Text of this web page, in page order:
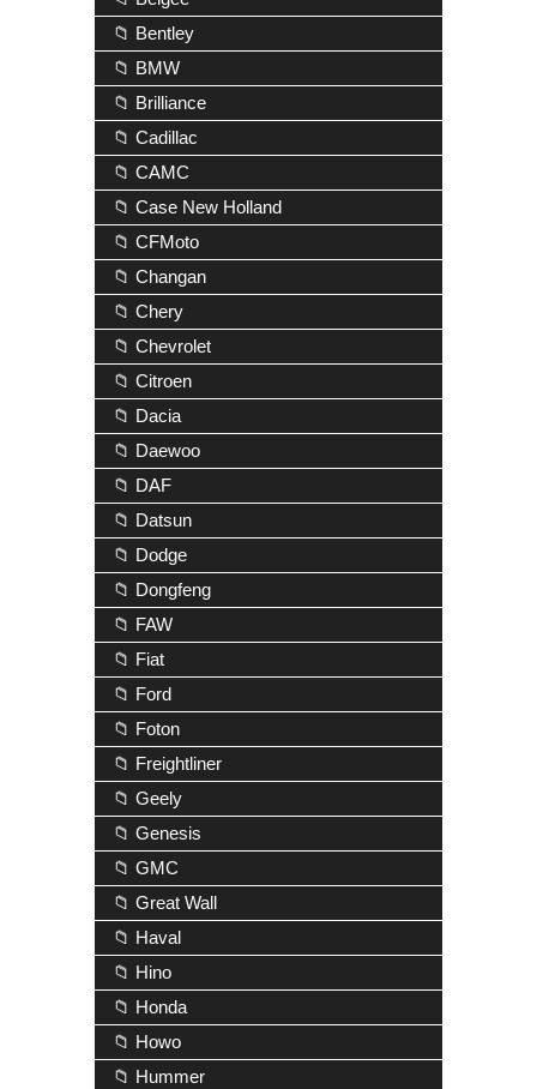
📁 Bentley
📁 BMW
📁 Brilliance
📁 Cadillac
📁 CAMC
📁 Case New Holland
📁 CFMoto
📁 Changan
📁 Chery
📁 Chevrolet
📁 Citroen
📁 Dacia
📁 Daewoo
📁 DAF
📁 Datsun
📁 Dodge
📁 Dongfeng
📁 FAW
📁 Fiat
📁 Ford
📁 Foton
📁 Freightliner
📁 Geely
📁 Genesis
📁 GMC
📁 Great Wall
📁 Haval
📁 Hino
📁 Honda
📁 Howo
📁 Hummer